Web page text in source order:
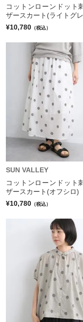
コットンローンドット
ザースカート(ライトグ
¥10,780 （税込）
SUN VALLEY
コットンローンドット
ザースカート(オフシロ)
¥10,780 （税込）